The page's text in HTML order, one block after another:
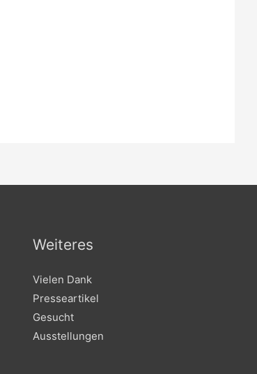
Weiteres
Vielen Dank
Presseartikel
Gesucht
Ausstellungen